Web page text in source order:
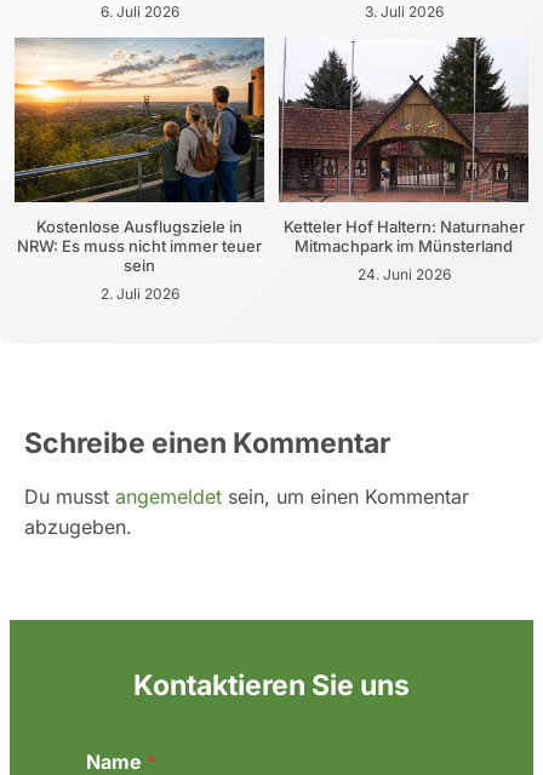
6. Juli 2026 3. Juli 2026
Kostenlose Ausflugsziele in
NRW: Es muss nicht immer teuer
sein
2. Juli 2026
Ketteler Hof Haltern: Naturnaher
Mitmachpark im Münsterland
24. Juni 2026
Schreibe einen Kommentar
Du musst angemeldet sein, um einen Kommentar
abzugeben.
Kontaktieren Sie uns
Name *